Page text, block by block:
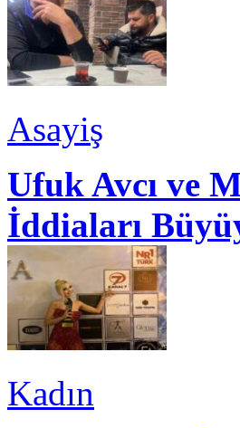
Asayiş
Ufuk Avcı ve
İddiaları
Kadın